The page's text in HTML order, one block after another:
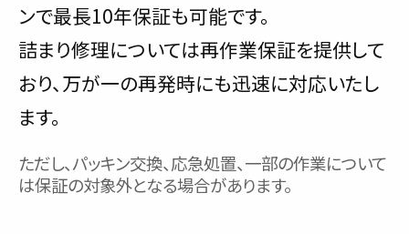
ンで最長10年保証も可能です。
詰まり修理については再作業保証を提供して
おり、万が一の再発時にも迅速に対応いたし
ます。
ただし、パッキン交換、応急処置、一部の作業について
は保証の対象外となる場合があります。